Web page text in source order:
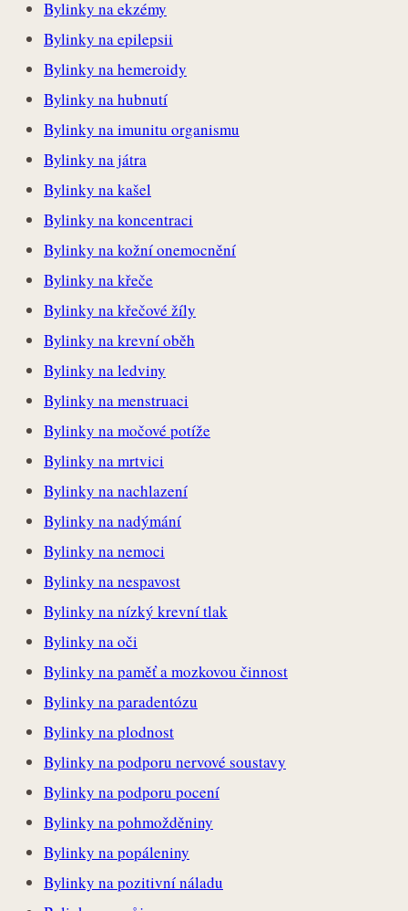
Bylinky na ekzémy
Bylinky na epilepsii
Bylinky na hemeroidy
Bylinky na hubnutí
Bylinky na imunitu organismu
Bylinky na játra
Bylinky na kašel
Bylinky na koncentraci
Bylinky na kožní onemocnění
Bylinky na křeče
Bylinky na křečové žíly
Bylinky na krevní oběh
Bylinky na ledviny
Bylinky na menstruaci
Bylinky na močové potíže
Bylinky na mrtvici
Bylinky na nachlazení
Bylinky na nadýmání
Bylinky na nemoci
Bylinky na nespavost
Bylinky na nízký krevní tlak
Bylinky na oči
Bylinky na paměť a mozkovou činnost
Bylinky na paradentózu
Bylinky na plodnost
Bylinky na podporu nervové soustavy
Bylinky na podporu pocení
Bylinky na pohmožděniny
Bylinky na popáleniny
Bylinky na pozitivní náladu